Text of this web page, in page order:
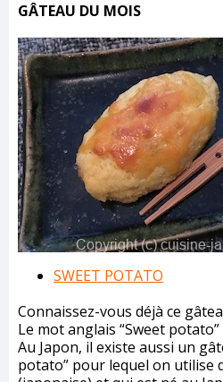
GÂTEAU DU MOIS
SWEET POTATO
Connaissez-vous déjà ce
Le mot anglais “Sweet
Au Japon, il existe aussi un
potato” pour lequel on utilise